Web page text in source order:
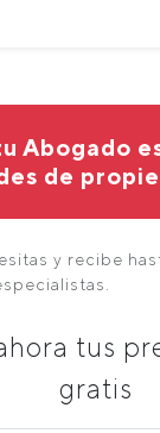
Abogado
de
y recibe
tus
gratis